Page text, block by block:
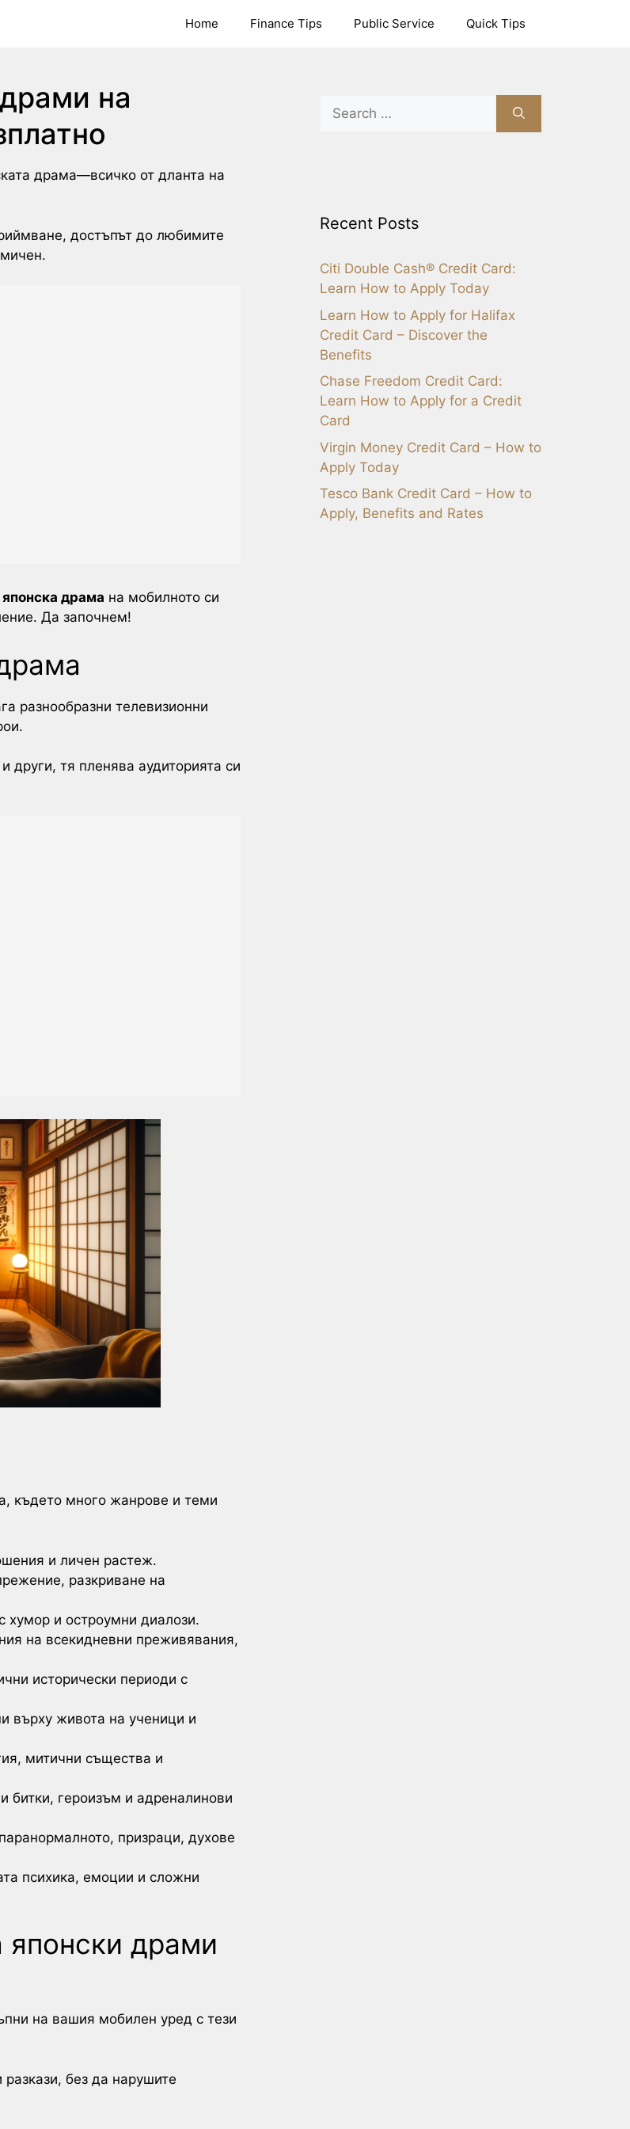
Home Finance Tips Public Service Quick Tips
на
драма—всичко от дланта на
достъпът до любимите
японска драма на мобилното си
Да започнем!
разнообразни телевизионни
тя пленява аудиторията си
където много жанрове и теми
и личен растеж.
разкриване на
хумор и остроумни диалози.
на всекидневни преживявания,
исторически периоди с
върху живота на ученици и
митични същества и
битки, героизъм и адреналинови
призраци, духове
психика, емоции и сложни
японски драми
на вашия мобилен уред с тези
без да нарушите
Search
for:
Recent Posts
Citi Double Cash® Credit Card:
Learn How to Apply Today
Learn How to Apply for Halifax
Credit Card – Discover the
Benefits
Chase Freedom Credit Card:
Learn How to Apply for a Credit
Card
Virgin Money Credit Card – How to
Apply Today
Tesco Bank Credit Card – How to
Apply, Benefits and Rates